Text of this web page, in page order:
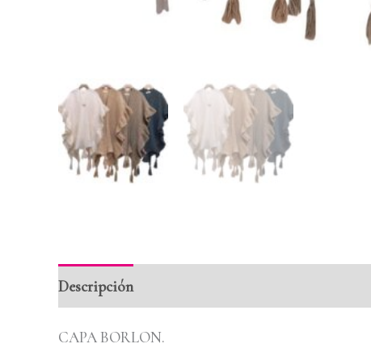
Descripción
CAPA BORLON.